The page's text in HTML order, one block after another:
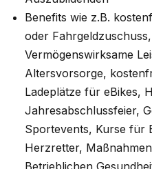
Benefits wie z.B.
oder
Vermögenswirksame
Altersvorsorge,
Ladeplätze für eBikes,
Jahresabschlussfeier,
Sportevents, Kurse für
Herzretter,